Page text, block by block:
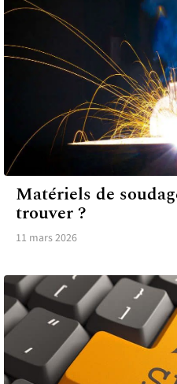
Matériels de
trouver ?
11 mars 2026